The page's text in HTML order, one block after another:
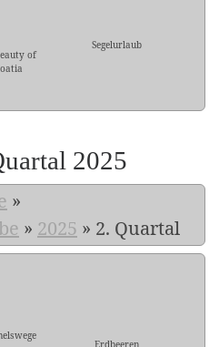
of
Segelurlaub
2025
»
» 2025 » 2. Quartal
Erdbeeren